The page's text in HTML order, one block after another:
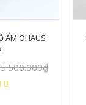
NGŨ CỐC